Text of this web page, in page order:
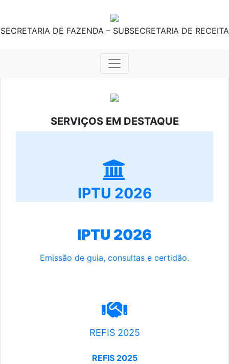
SECRETARIA DE FAZENDA – SUBSECRETARIA DE RECEITA
SERVIÇOS EM DESTAQUE
IPTU 2026
IPTU 2026
Emissão de guia, consultas e certidão.
REFIS 2025
REFIS 2025